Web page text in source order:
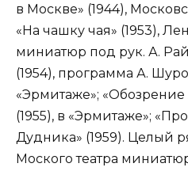
в Москве» (1944),
«На чашку чая» (1953),
миниатюр под рук. А.
(1954), программа А.
«Эрмитаже»;
(1955), в «Эрмитаже»;
Дудника» (1959). Целый
Моского театра